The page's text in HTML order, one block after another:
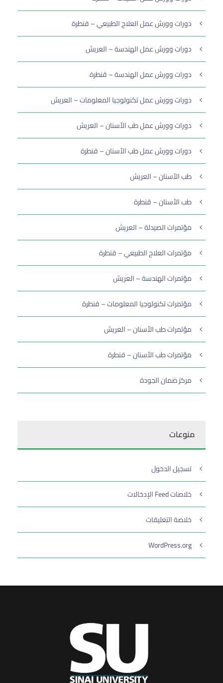
دورات وورش عمل العلاج الطبيعي – قنطرة
دورات وورش عمل الهندسة – العريش
دورات وورش عمل الهندسة – قنطرة
دورات وورش عمل تكنولوجيا المعلومات – العريش
دورات وورش عمل طب الأسنان – العريش
دورات وورش عمل طب الأسنان – قنطرة
طب الأسنان – العريش
طب الأسنان – قنطرة
مؤتمرات الصيدلة – العريش
مؤتمرات العلاج الطبيعي – قنطرة
مؤتمرات الهندسة – العريش
مؤتمرات تكنولوجيا المعلومات – قنطرة
مؤتمرات طب الأسنان – العريش
مؤتمرات طب الأسنان – قنطرة
مركز ضمان الجودة
منوعات
تسجيل الدخول
خلاصات Feed الإدخالات
خلاصة التعليقات
WordPress.org